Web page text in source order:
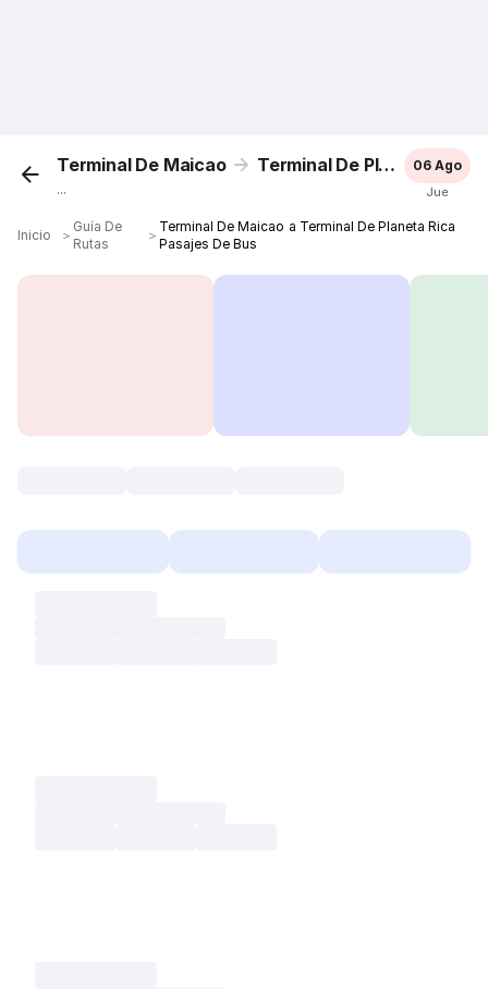
Terminal De Maicao Terminal De Planeta Rica
...
06 Ago
Jue
Inicio ＞
Guía De
Rutas
＞
Terminal De Maicao a Terminal De Planeta Rica
Pasajes De Bus